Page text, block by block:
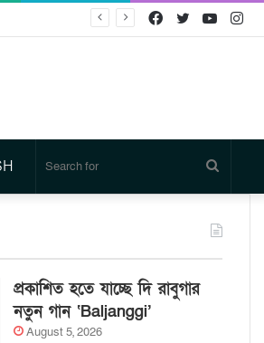
Twitter
Facebook
for
প্রকাশিত হতে যাচ্ছে দি রাবুগার
নতুন গান ‘Baljanggi’
August 5, 2026